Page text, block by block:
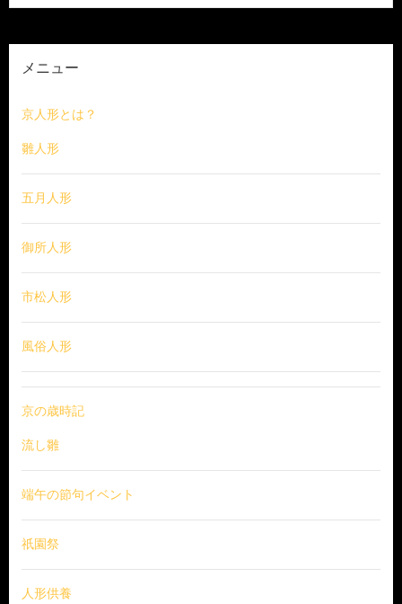
メニュー
京人形とは？
雛人形
五月人形
御所人形
市松人形
風俗人形
京の歳時記
流し雛
端午の節句イベント
祇園祭
人形供養